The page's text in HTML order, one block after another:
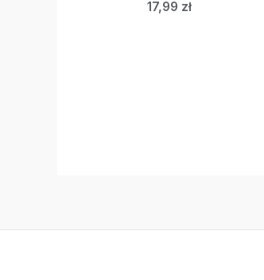
17,99 zł